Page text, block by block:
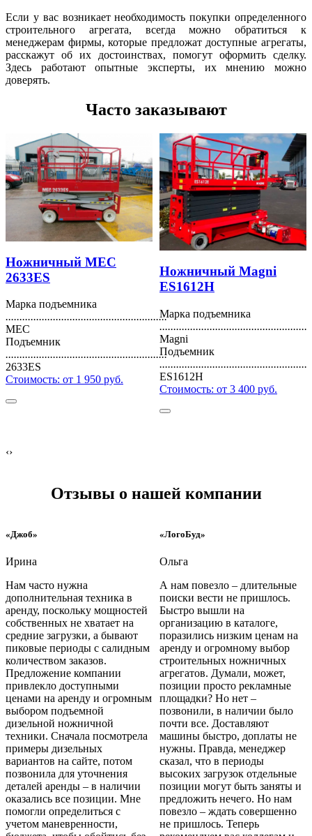
Если у вас возникает необходимость покупки определенного
строительного агрегата, всегда можно обратиться к
менеджерам фирмы, которые предложат доступные агрегаты,
расскажут об их достоинствах, помогут оформить сделку.
Здесь работают опытные эксперты, их мнению можно
доверять.
Часто заказывают
Ножничный MEC
2633ES
Марка подъемника
..........................................................
MEC
Подъемник
..........................................................
2633ES
Стоимость: от 1 950 руб.
Ножничный Magni
ES1612H
Марка подъемника
Magni
Подъемник
ES1612H
Стоимость: от 3 400 руб.
‹›
Отзывы о нашей компании
«Джоб»
Ирина
Нам часто нужна
дополнительная техника в
аренду, поскольку мощностей
собственных не хватает на
средние загрузки, а бывают
пиковые периоды с салидным
количеством заказов.
Предложение компании
привлекло доступными
ценами на аренду и огромным
выбором подъемной
дизельной ножничной
техники. Сначала посмотрела
примеры дизельных
вариантов на сайте, потом
позвонила для уточнения
деталей аренды – в наличии
оказались все позиции. Мне
помогли определиться с
учетом маневренности,
«ЛогоБуд»
Ольга
А нам повезло – длительные
поиски вести не пришлось.
Быстро вышли на
организацию в каталоге,
поразились низким ценам на
аренду и огромному выбор
строительных ножничных
агрегатов. Думали, может,
позиции просто рекламные
площадки? Но нет –
позвонили, в наличии было
почти все. Доставляют
машины быстро, доплаты не
нужны. Правда, менеджер
сказал, что в периоды
высоких загрузок отдельные
позиции могут быть заняты и
предложить нечего. Но нам
повезло – ждать совершенно
не пришлось. Теперь